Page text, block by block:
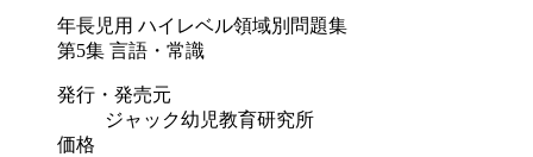
年長児用 ハイレベル領域別問題集
第5集 言語・常識
発行・発売元
ジャック幼児教育研究所
価格